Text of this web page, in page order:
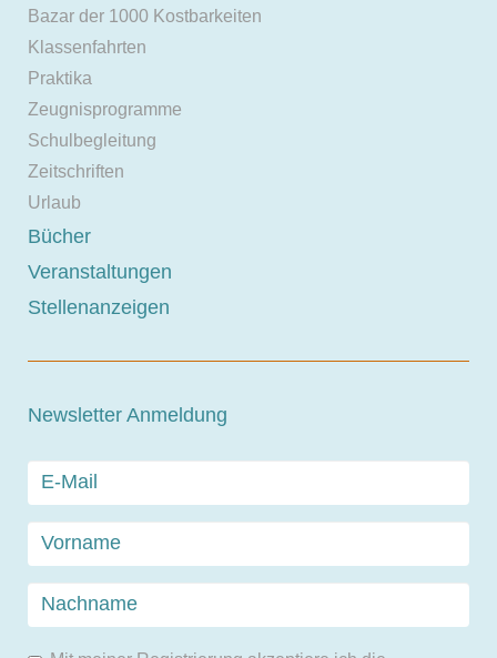
Bazar der 1000 Kostbarkeiten
Klassenfahrten
Praktika
Zeugnisprogramme
Schulbegleitung
Zeitschriften
Urlaub
Bücher
Veranstaltungen
Stellenanzeigen
Newsletter Anmeldung